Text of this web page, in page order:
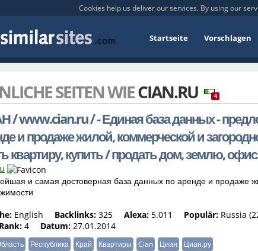
Cookies help us deliver our services. By using our
Startseite Vorschlagen
SEITEN WIECIAN.RU 4
/ www.cian.ru / - Единая база данных -
и продаже жилой, коммерческой и
квартиру, купить / продать дом, землю,
и самая достоверная база данных по аренде и продаже
English Backlinks: 325 Alexa: 5.011 Populär: Russia
4 Datum: 27.01.2014
Республика Край Квартиры Cian Циан Циан.ру